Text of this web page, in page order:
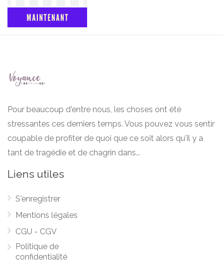
Pour beaucoup d'entre nous, les choses ont été
stressantes ces derniers temps. Vous pouvez vous sentir
coupable de profiter de quoi que ce soit alors qu'il y a
tant de tragédie et de chagrin dans...
Liens utiles
S'enregistrer
Mentions légales
CGU - CGV
Politique de
confidentialité